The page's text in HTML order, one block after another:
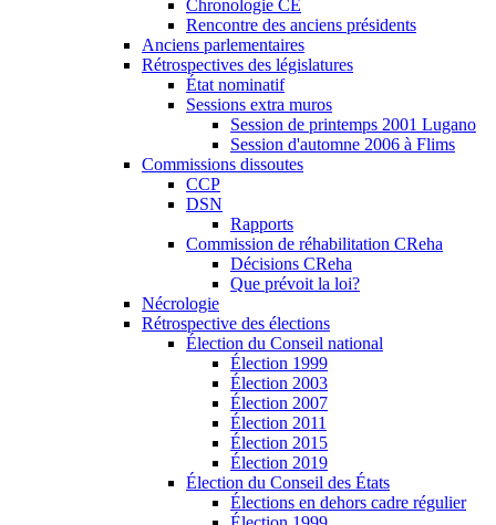
Chronologie CE
Rencontre des anciens présidents
Anciens parlementaires
Rétrospectives des législatures
État nominatif
Sessions extra muros
Session de printemps 2001 Lugano
Session d'automne 2006 à Flims
Commissions dissoutes
CCP
DSN
Rapports
Commission de réhabilitation CReha
Décisions CReha
Que prévoit la loi?
Nécrologie
Rétrospective des élections
Élection du Conseil national
Élection 1999
Élection 2003
Élection 2007
Élection 2011
Élection 2015
Élection 2019
Élection du Conseil des États
Élections en dehors cadre régulier